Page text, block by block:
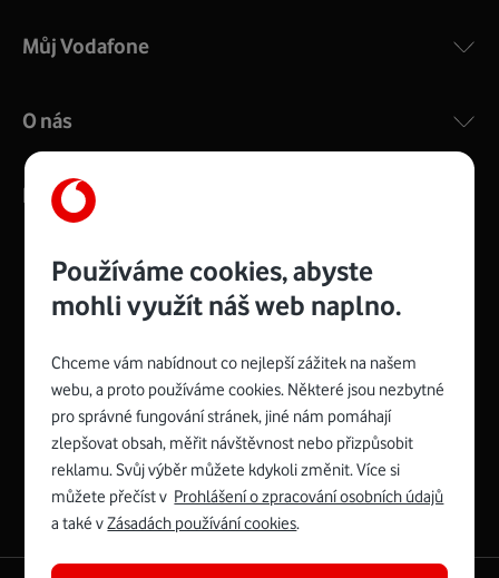
Spojte se s Vodafonem
Facebook
profil
X
profil
Instagram
profil
Youtube
profil
Vodafone
TV
LinkedIn
profil
Můj Vodafone
O nás
Kontakty
Management
consultancy
Recruitment
logo
Top
roku
Platinové
EcoVadis
Buy
Award
má
zelenou
Používáme cookies, abyste
mohli využít náš web naplno.
Chceme vám nabídnout co nejlepší zážitek na našem
webu, a proto používáme cookies. Některé jsou nezbytné
pro správné fungování stránek, jiné nám pomáhají
zlepšovat obsah, měřit návštěvnost nebo přizpůsobit
reklamu. Svůj výběr můžete kdykoli změnit. Více si
můžete přečíst v Prohlášení o zpracování osobních údajů
a také vZásadách používání cookies.